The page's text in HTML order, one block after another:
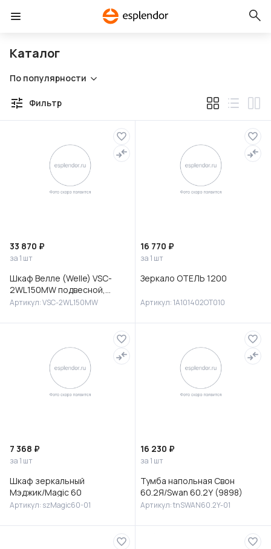
Каталог
По популярности
Фильтр
33 870 ₽
за 1 шт
Шкаф Велле (Welle) VSC-
2WL150MW подвесной,
1500*350*300, Белый
Артикул: VSC-2WL150MW
16 770 ₽
за 1 шт
Зеркало ОТЕЛЬ 1200
Артикул: 1A101402OT010
7 368 ₽
за 1 шт
Шкаф зеркальный
Мэджик/Magic 60
Артикул: szMagic60-01
16 230 ₽
за 1 шт
Тумба напольная Свон
60.2Я/Swan 60.2Y (9898)
Артикул: tnSWAN60.2Y-01